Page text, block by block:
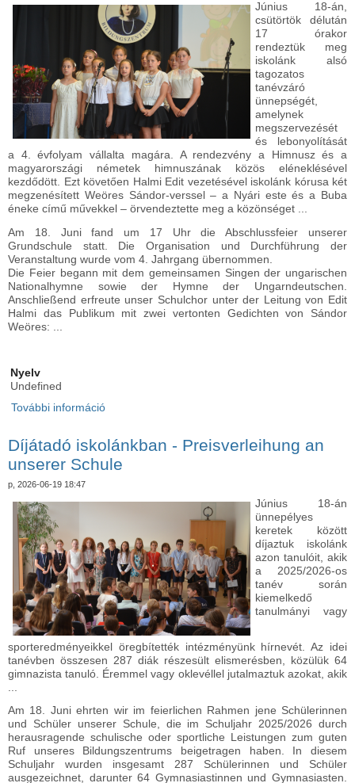
Június 18-án,
csütörtök délután
17 órakor
rendeztük meg
iskolánk alsó
tagozatos
tanévzáró
ünnepségét,
amelynek
megszervezését
és lebonyolítását
a 4. évfolyam vállalta magára. A rendezvény a Himnusz és a
magyarországi németek himnuszának közös eléneklésével
kezdődött. Ezt követően Halmi Edit vezetésével iskolánk kórusa két
megzenésített Weöres Sándor-verssel – a Nyári este és a Buba
éneke című művekkel – örvendeztette meg a közönséget ...
Am 18. Juni fand um 17 Uhr die Abschlussfeier unserer
Grundschule statt. Die Organisation und Durchführung der
Veranstaltung wurde vom 4. Jahrgang übernommen.
Die Feier begann mit dem gemeinsamen Singen der ungarischen
Nationalhymne sowie der Hymne der Ungarndeutschen.
Anschließend erfreute unser Schulchor unter der Leitung von Edit
Halmi das Publikum mit zwei vertonten Gedichten von Sándor
Weöres: ...
Nyelv
Undefined
További információ
Díjátadó iskolánkban - Preisverleihung an
unserer Schule
p, 2026-06-19 18:47
Június 18-án
ünnepélyes
keretek között
díjaztuk iskolánk
azon tanulóit, akik
a 2025/2026-os
tanév során
kiemelkedő
tanulmányi vagy
sporteredményeikkel öregbítették intézményünk hírnevét. Az idei
tanévben összesen 287 diák részesült elismerésben, közülük 64
gimnazista tanuló. Éremmel vagy oklevéllel jutalmaztuk azokat, akik
Am 18. Juni ehrten wir im feierlichen Rahmen jene Schülerinnen
und Schüler unserer Schule, die im Schuljahr 2025/2026 durch
herausragende schulische oder sportliche Leistungen zum guten
Ruf unseres Bildungszentrums beigetragen haben. In diesem
Schuljahr wurden insgesamt 287 Schülerinnen und Schüler
ausgezeichnet, darunter 64 Gymnasiastinnen und Gymnasiasten.